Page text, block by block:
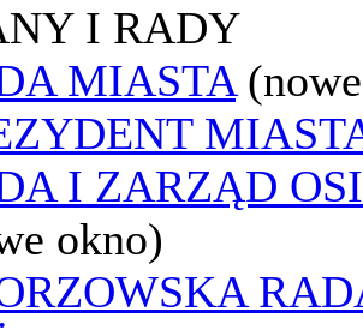
I RADY
MIASTA
I ZARZĄD
okno)